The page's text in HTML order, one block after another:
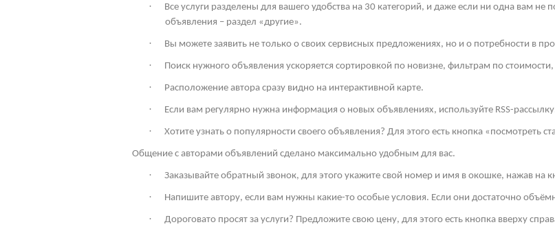
·
Все услуги разделены для вашего удобства на 30 категорий, и даже если ни одна вам не
объявления – раздел «другие».
· Вы можете заявить не только о своих сервисных предложениях, но и о потребности в
· Поиск нужного объявления ускоряется сортировкой по новизне, фильтрам по
· Расположение автора сразу видно на интерактивной карте.
· Если вам регулярно нужна информация о новых объявлениях, используйте RSS-
· Хотите узнать о популярности своего объявления? Для этого есть кнопка «посмотреть
Общение с авторами объявлений сделано максимально удобным для вас.
· Заказывайте обратный звонок, для этого укажите свой номер и имя в окошке, нажав на
· Напишите автору, если вам нужны какие-то особые условия. Если они достаточно
·
Дороговато просят за услуги? Предложите свою цену, для этого есть кнопка вверху